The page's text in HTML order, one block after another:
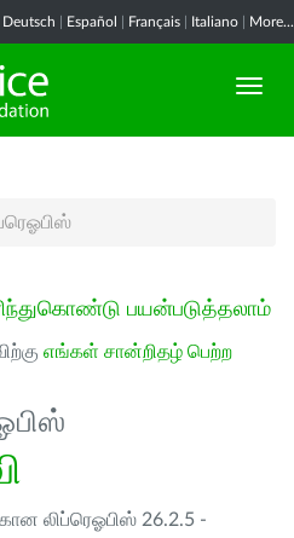
Deutsch Español Français Italiano More...
பயன்படுத்தலாம்
எங்கள் சான்றிதழ் பெற்ற
லிப்ரெஓபிஸ் 26.2.5 -